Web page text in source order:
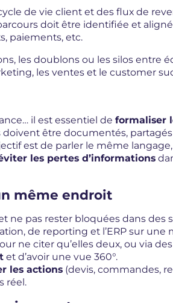
de vie client et des flux de
doit être identifiée et
paiements, etc.
les doublons ou les silos entre
les ventes et le customer
il est essentiel de formaliser
doivent être documentés,
est de parler le même langage,
les pertes d’informations
même endroit
ne pas rester bloquées dans des
de reporting et l’ERP sur une
ne citer qu’elles deux, ou via
et d’avoir une vue 360°.
les actions (devis, commandes,
réel.